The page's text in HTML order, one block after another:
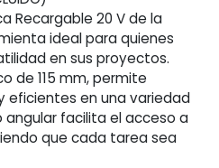
Recargable 20 V de la
ideal para quienes
en sus proyectos.
de 115 mm, permite
eficientes en una variedad
angular facilita el acceso a
que cada tarea sea